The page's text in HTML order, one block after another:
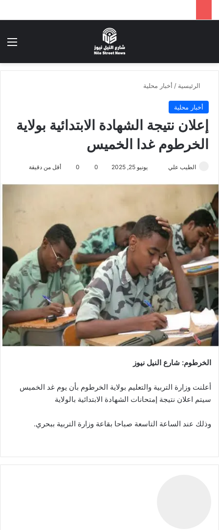
الرئيسية / أخبار محلية
أخبار محلية
إعلان نتيجة الشهادة الابتدائية بولاية
الخرطوم غدا الخميس
الطيب علي يونيو 25, 2025 0 أقل من دقيقة
الخرطوم: شارع النيل نيوز
أعلنت وزارة التربية والتعليم بولاية الخرطوم بأن يوم غد الخميس
سيتم اعلان نتيجة إمتحانات الشهادة الابتدائية بالولاية
وذلك عند الساعة التاسعة صباحا بقاعة وزارة التربية ببحري.